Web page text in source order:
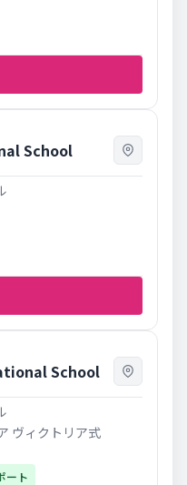
School
School
ヴィクトリア式
ート